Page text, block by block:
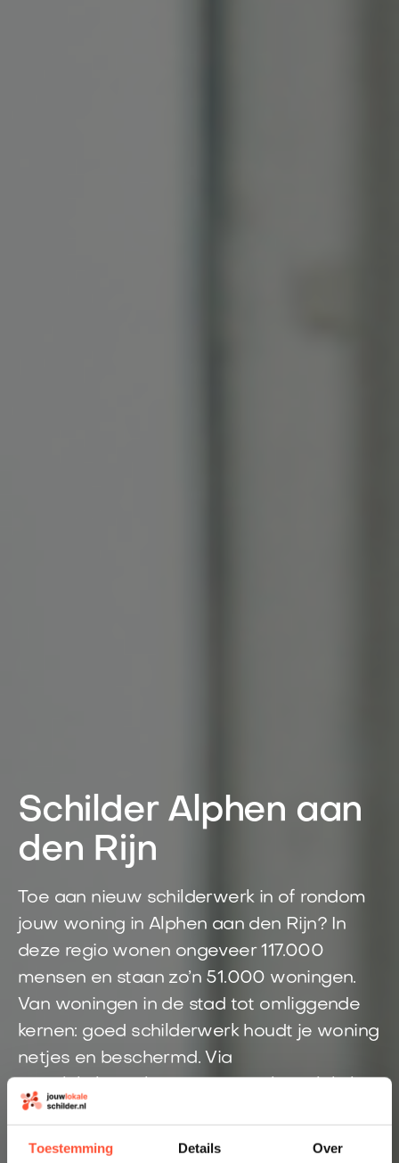
Toestemming Details Over
Schilder Alphen aan
den Rijn
Toe aan nieuw schilderwerk in of rondom
jouw woning in Alphen aan den Rijn? In
deze regio wonen ongeveer 117.000
mensen en staan zo’n 51.000 woningen.
Van woningen in de stad tot omliggende
kernen: goed schilderwerk houdt je woning
netjes en beschermd. Via
schilder die past bij jouw klus. Geen gedoe,
maar één duidelijke aanvraag en snel